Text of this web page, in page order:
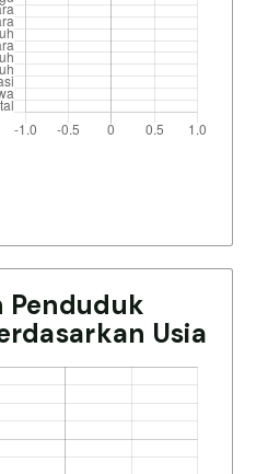
Penduduk
Usia